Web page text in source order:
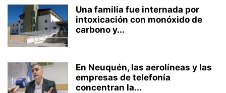
Una familia fue internada por
intoxicación con monóxido de
carbono y...
En Neuquén, las aerolíneas y las
empresas de telefonía
concentran la...